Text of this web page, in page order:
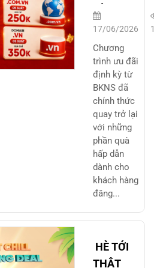
VÀNG –
DEAL
KHỦNG
MỖI
TUẦN
17/06/2026
Chương
trình ưu đãi
định kỳ từ
BKNS đã
chính thức
quay trở lại
với những
phần quà
hấp dẫn
dành cho
khách hàng
đăng...
HÈ TỚI
THẬT